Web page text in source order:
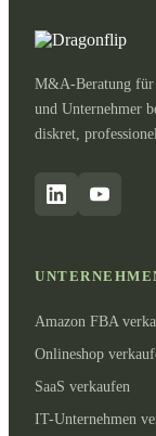
M&A-Beratung für
und Unternehmer
diskret,
Amazon FBA
Onlineshop
SaaS verkaufen
IT-Unternehmen